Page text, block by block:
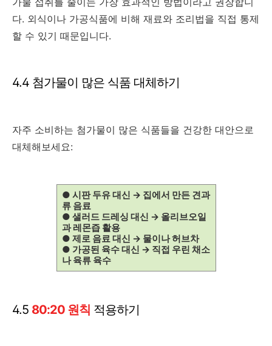
다. 외식이나 가공식품에 비해 재료와 조리법을 직접 통제
할 수 있기 때문입니다.
4.4 첨가물이 많은 식품 대체하기
자주 소비하는 첨가물이 많은 식품들을 건강한 대안으로
대체해보세요:
● 시판 두유 대신 → 집에서 만든 견과
류 음료
● 샐러드 드레싱 대신 → 올리브오일
과 레몬즙 활용
● 제로 음료 대신 → 물이나 허브차
● 가공된 육수 대신 → 직접 우린 채소
나 육류 육수
4.5 80:20 원칙 적용하기